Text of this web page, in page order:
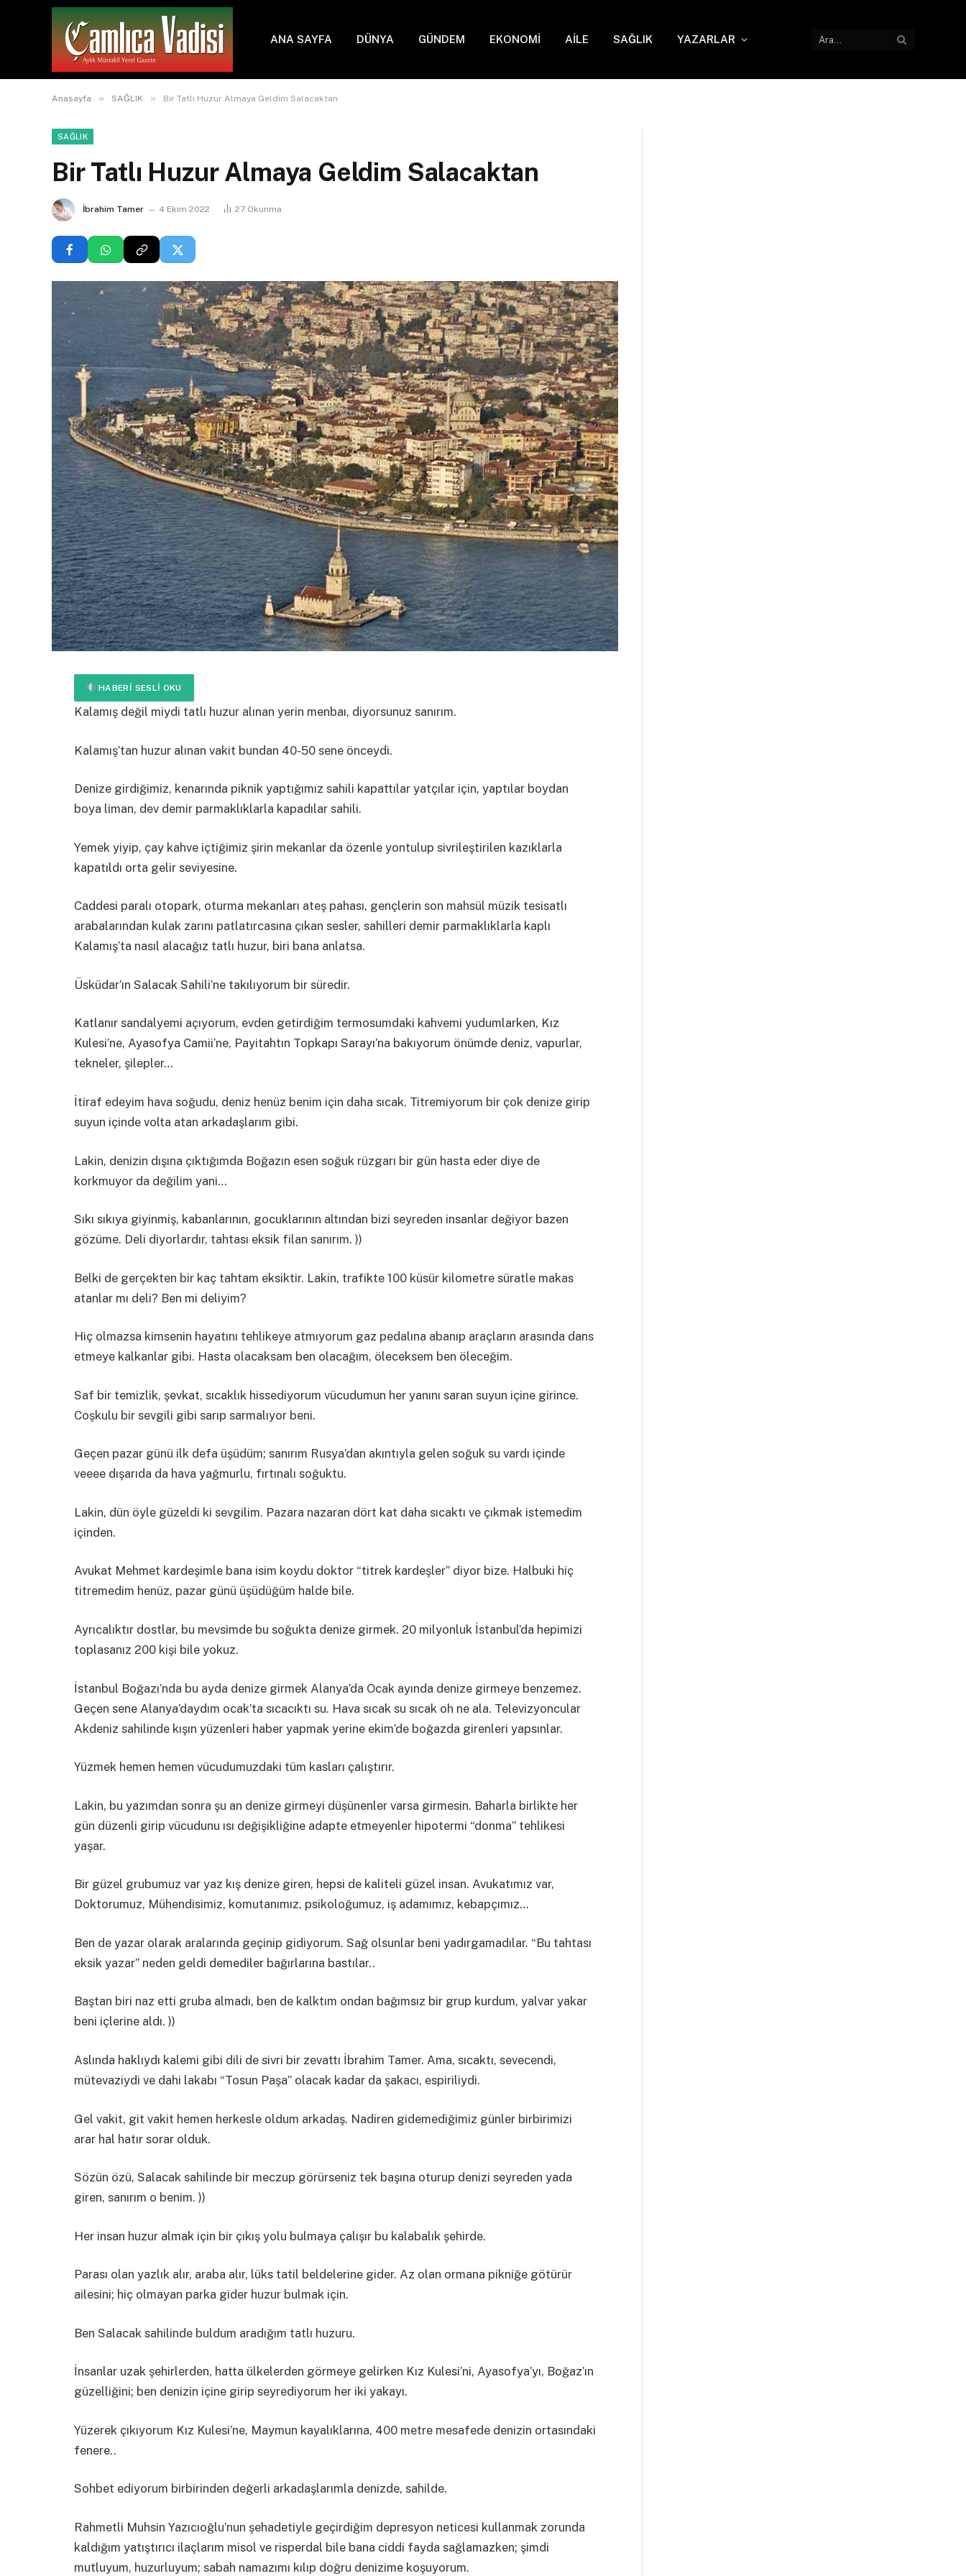
ANA SAYFA DÜNYA GÜNDEM EKONOMİ AİLE SAĞLIK YAZARLAR
Anasayfa » SAĞLIK » Bir Tatlı Huzur Almaya Geldim Salacaktan
SAĞLIK
Bir Tatlı Huzur Almaya Geldim Salacaktan
İbrahim Tamer 4 Ekim 2022 27 Okunma
HABERI SESLI OKU
Kalamış değil miydi tatlı huzur alınan yerin menbaı, diyorsunuz sanırım.
Kalamış’tan huzur alınan vakit bundan 40-50 sene önceydi.
Denize girdiğimiz, kenarında piknik yaptığımız sahili kapattılar yatçılar için, yaptılar boydan
boya liman, dev demir parmaklıklarla kapadılar sahili.
Yemek yiyip, çay kahve içtiğimiz şirin mekanlar da özenle yontulup sivrileştirilen kazıklarla
kapatıldı orta gelir seviyesine.
Caddesi paralı otopark, oturma mekanları ateş pahası, gençlerin son mahsül müzik tesisatlı
arabalarından kulak zarını patlatırcasına çıkan sesler, sahilleri demir parmaklıklarla kaplı
Kalamış’ta nasıl alacağız tatlı huzur, biri bana anlatsa.
Üsküdar’ın Salacak Sahili’ne takılıyorum bir süredir.
Katlanır sandalyemi açıyorum, evden getirdiğim termosumdaki kahvemi yudumlarken, Kız
Kulesi’ne, Ayasofya Camii’ne, Payitahtın Topkapı Sarayı’na bakıyorum önümde deniz, vapurlar,
tekneler, şilepler…
İtiraf edeyim hava soğudu, deniz henüz benim için daha sıcak. Titremiyorum bir çok denize girip
suyun içinde volta atan arkadaşlarım gibi.
Lakin, denizin dışına çıktığımda Boğazın esen soğuk rüzgarı bir gün hasta eder diye de
korkmuyor da değilim yani…
Sıkı sıkıya giyinmiş, kabanlarının, gocuklarının altından bizi seyreden insanlar değiyor bazen
gözüme. Deli diyorlardır, tahtası eksik filan sanırım. ))
Belki de gerçekten bir kaç tahtam eksiktir. Lakin, trafikte 100 küsür kilometre süratle makas
atanlar mı deli? Ben mi deliyim?
Hiç olmazsa kimsenin hayatını tehlikeye atmıyorum gaz pedalına abanıp araçların arasında dans
etmeye kalkanlar gibi. Hasta olacaksam ben olacağım, öleceksem ben öleceğim.
Saf bir temizlik, şevkat, sıcaklık hissediyorum vücudumun her yanını saran suyun içine girince.
Coşkulu bir sevgili gibi sarıp sarmalıyor beni.
Geçen pazar günü ilk defa üşüdüm; sanırım Rusya’dan akıntıyla gelen soğuk su vardı içinde
veeee dışarıda da hava yağmurlu, fırtınalı soğuktu.
Lakin, dün öyle güzeldi ki sevgilim. Pazara nazaran dört kat daha sıcaktı ve çıkmak istemedim
içinden.
Avukat Mehmet kardeşimle bana isim koydu doktor “titrek kardeşler” diyor bize. Halbuki hiç
titremedim henüz, pazar günü üşüdüğüm halde bile.
Ayrıcalıktır dostlar, bu mevsimde bu soğukta denize girmek. 20 milyonluk İstanbul’da hepimizi
toplasanız 200 kişi bile yokuz.
İstanbul Boğazı’nda bu ayda denize girmek Alanya’da Ocak ayında denize girmeye benzemez.
Geçen sene Alanya’daydım ocak’ta sıcacıktı su. Hava sıcak su sıcak oh ne ala. Televizyoncular
Akdeniz sahilinde kışın yüzenleri haber yapmak yerine ekim’de boğazda girenleri yapsınlar.
Yüzmek hemen hemen vücudumuzdaki tüm kasları çalıştırır.
Lakin, bu yazımdan sonra şu an denize girmeyi düşünenler varsa girmesin. Baharla birlikte her
gün düzenli girip vücudunu ısı değişikliğine adapte etmeyenler hipotermi “donma” tehlikesi
yaşar.
Bir güzel grubumuz var yaz kış denize giren, hepsi de kaliteli güzel insan. Avukatımız var,
Doktorumuz, Mühendisimiz, komutanımız, psikoloğumuz, iş adamımız, kebapçımız…
Ben de yazar olarak aralarında geçinip gidiyorum. Sağ olsunlar beni yadırgamadılar. “Bu tahtası
eksik yazar” neden geldi demediler bağırlarına bastılar..
Baştan biri naz etti gruba almadı, ben de kalktım ondan bağımsız bir grup kurdum, yalvar yakar
beni içlerine aldı. ))
Aslında haklıydı kalemi gibi dili de sivri bir zevattı İbrahim Tamer. Ama, sıcaktı, sevecendi,
mütevaziydi ve dahi lakabı “Tosun Paşa” olacak kadar da şakacı, espiriliydi.
Gel vakit, git vakit hemen herkesle oldum arkadaş. Nadiren gidemediğimiz günler birbirimizi
arar hal hatır sorar olduk.
Sözün özü, Salacak sahilinde bir meczup görürseniz tek başına oturup denizi seyreden yada
giren, sanırım o benim. ))
Her insan huzur almak için bir çıkış yolu bulmaya çalışır bu kalabalık şehirde.
Parası olan yazlık alır, araba alır, lüks tatil beldelerine gider. Az olan ormana pikniğe götürür
ailesini; hiç olmayan parka gider huzur bulmak için.
Ben Salacak sahilinde buldum aradığım tatlı huzuru.
İnsanlar uzak şehirlerden, hatta ülkelerden görmeye gelirken Kız Kulesi’ni, Ayasofya’yı, Boğaz’ın
güzelliğini; ben denizin içine girip seyrediyorum her iki yakayı.
Yüzerek çıkıyorum Kız Kulesi’ne, Maymun kayalıklarına, 400 metre mesafede denizin ortasındaki
fenere..
Sohbet ediyorum birbirinden değerli arkadaşlarımla denizde, sahilde.
Rahmetli Muhsin Yazıcıoğlu’nun şehadetiyle geçirdiğim depresyon neticesi kullanmak zorunda
kaldığım yatıştırıcı ilaçlarım misol ve risperdal bile bana ciddi fayda sağlamazken; şimdi
mutluyum, huzurluyum; sabah namazımı kılıp doğru denizime koşuyorum.